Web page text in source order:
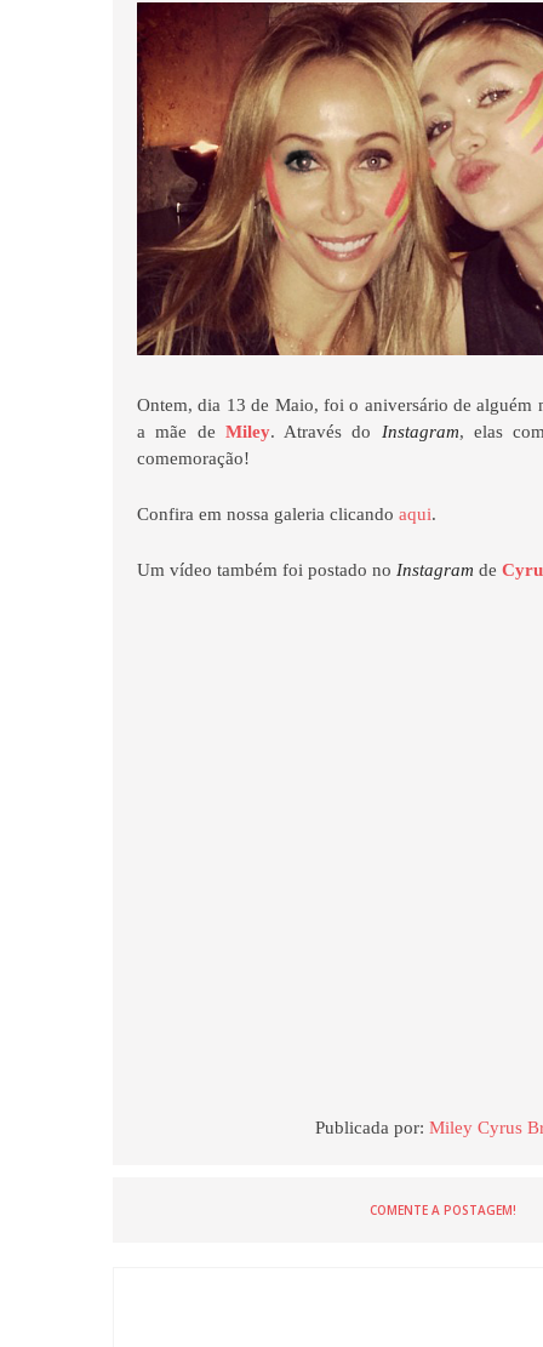
Ontem, dia 13 de Maio, foi o aniversário de alguém
a mãe de Miley. Através do Instagram, elas
comemoração!
Confira em nossa galeria clicandoaqui.
Um vídeo também foi postado no Instagram de
Publicada por:Miley Cyrus
COMENTE A POSTAGEM!